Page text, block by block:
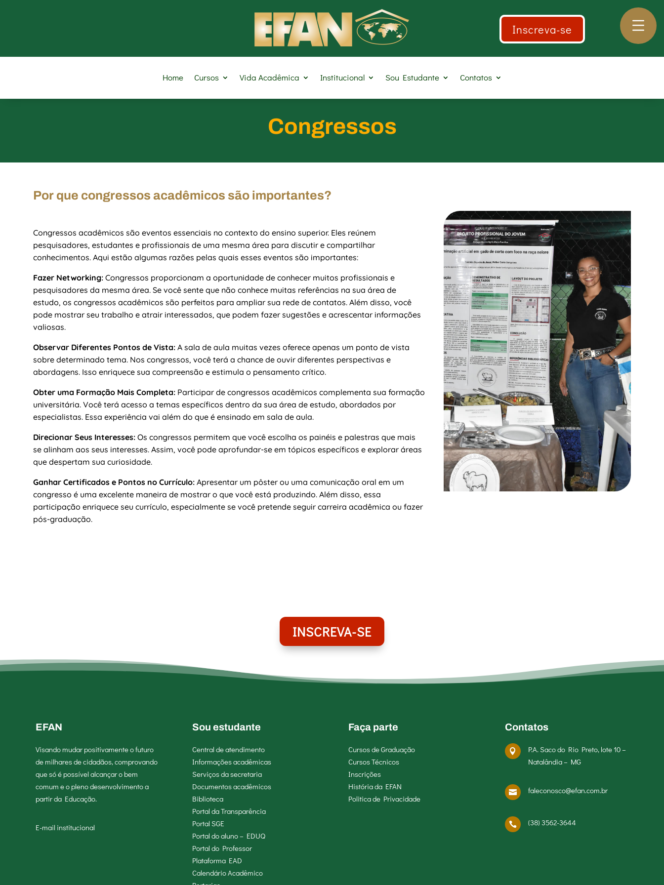
Inscreva-se
Home Cursos Vida Acadêmica Institucional Sou Estudante Contatos
Congressos
Por que congressos acadêmicos são importantes?
Congressos acadêmicos são eventos essenciais no contexto do ensino superior. Eles reúnem
pesquisadores, estudantes e profissionais de uma mesma área para discutir e compartilhar
conhecimentos. Aqui estão algumas razões pelas quais esses eventos são importantes:
Fazer Networking: Congressos proporcionam a oportunidade de conhecer muitos profissionais e
pesquisadores da mesma área. Se você sente que não conhece muitas referências na sua área de
estudo, os congressos acadêmicos são perfeitos para ampliar sua rede de contatos. Além disso, você
pode mostrar seu trabalho e atrair interessados, que podem fazer sugestões e acrescentar informações
valiosas.
Observar Diferentes Pontos de Vista: A sala de aula muitas vezes oferece apenas um ponto de vista
sobre determinado tema. Nos congressos, você terá a chance de ouvir diferentes perspectivas e
abordagens. Isso enriquece sua compreensão e estimula o pensamento crítico.
Obter uma Formação Mais Completa: Participar de congressos acadêmicos complementa sua formação
universitária. Você terá acesso a temas específicos dentro da sua área de estudo, abordados por
especialistas. Essa experiência vai além do que é ensinado em sala de aula.
Direcionar Seus Interesses: Os congressos permitem que você escolha os painéis e palestras que mais
se alinham aos seus interesses. Assim, você pode aprofundar-se em tópicos específicos e explorar áreas
que despertam sua curiosidade.
Ganhar Certificados e Pontos no Currículo: Apresentar um pôster ou uma comunicação oral em um
congresso é uma excelente maneira de mostrar o que você está produzindo. Além disso, essa
participação enriquece seu currículo, especialmente se você pretende seguir carreira acadêmica ou fazer
pós-graduação.
INSCREVA-SE
EFAN
Visando mudar positivamente o futuro
de milhares de cidadãos, comprovando
que só é possível alcançar o bem
comum e o pleno desenvolvimento a
partir da Educação.
E-mail institucional
Sou estudante
Central de atendimento
Informações acadêmicas
Serviços da secretaria
Documentos acadêmicos
Biblioteca
Portal da Transparência
Portal SGE
Portal do aluno – EDUQ
Portal do Professor
Plataforma EAD
Calendário Acadêmico
Faça parte
Cursos de Graduação
Cursos Técnicos
Inscrições
História da EFAN
Politica de Privacidade
Contatos

P.A. Saco do Rio Preto, lote 10 –
Natalândia – MG
 faleconosco@efan.com.br
 (38) 3562-3644